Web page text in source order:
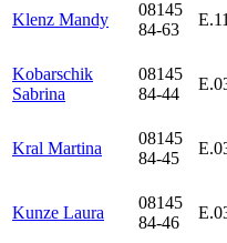
Klenz Mandy
08145
84-63
E.11
Kobarschik
Sabrina
08145
84-44
Kral Martina
08145
84-45
Kunze Laura
08145
84-46